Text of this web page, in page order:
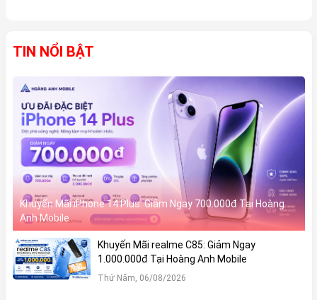
TIN NỔI BẬT
Khuyến Mãi iPhone 14 Plus: Giảm Ngay 700.000đ Tại Hoàng
Anh Mobile
Khuyến Mãi realme C85: Giảm Ngay
1.000.000đ Tại Hoàng Anh Mobile
Thứ Năm, 06/08/2026